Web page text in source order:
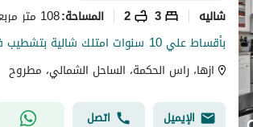
شاليه 3
2 المساحة:108 متر مربع
ازها، راس الحكمة، الساحل الشمالي، مطروح
الإيميل اتصل